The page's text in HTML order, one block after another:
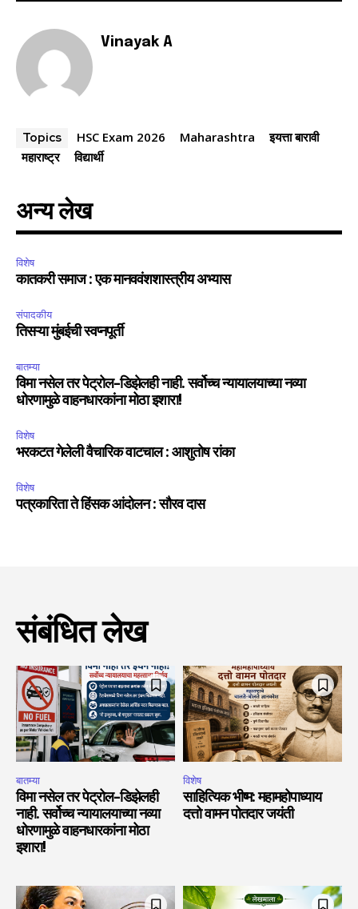
Fans Followers
Vinayak A
Topics HSC Exam 2026 Maharashtra
इयत्ता बारावी
महाराष्ट्र
विद्यार्थी
अन्य लेख
विशेष
कातकरी समाज : एक मानववंशशास्त्रीय अभ्यास
संपादकीय
तिसऱ्या मुंबईची स्वप्नपूर्ती
बातम्या
विमा नसेल तर पेट्रोल-डिझेलही नाही. सर्वोच्च न्यायालयाच्या नव्या
धोरणामुळे वाहनधारकांना मोठा इशारा!
विशेष
भरकटत गेलेली वैचारिक वाटचाल : आशुतोष रांका
विशेष
पत्रकारिता ते हिंसक आंदोलन : सौरव दास
संबंधित लेख
बातम्या
विमा नसेल तर पेट्रोल-डिझेलही
नाही. सर्वोच्च न्यायालयाच्या नव्या
धोरणामुळे वाहनधारकांना मोठा
इशारा!
विशेष
साहित्यिक भीष्म: महामहोपाध्याय
दत्तो वामन पोतदार जयंती